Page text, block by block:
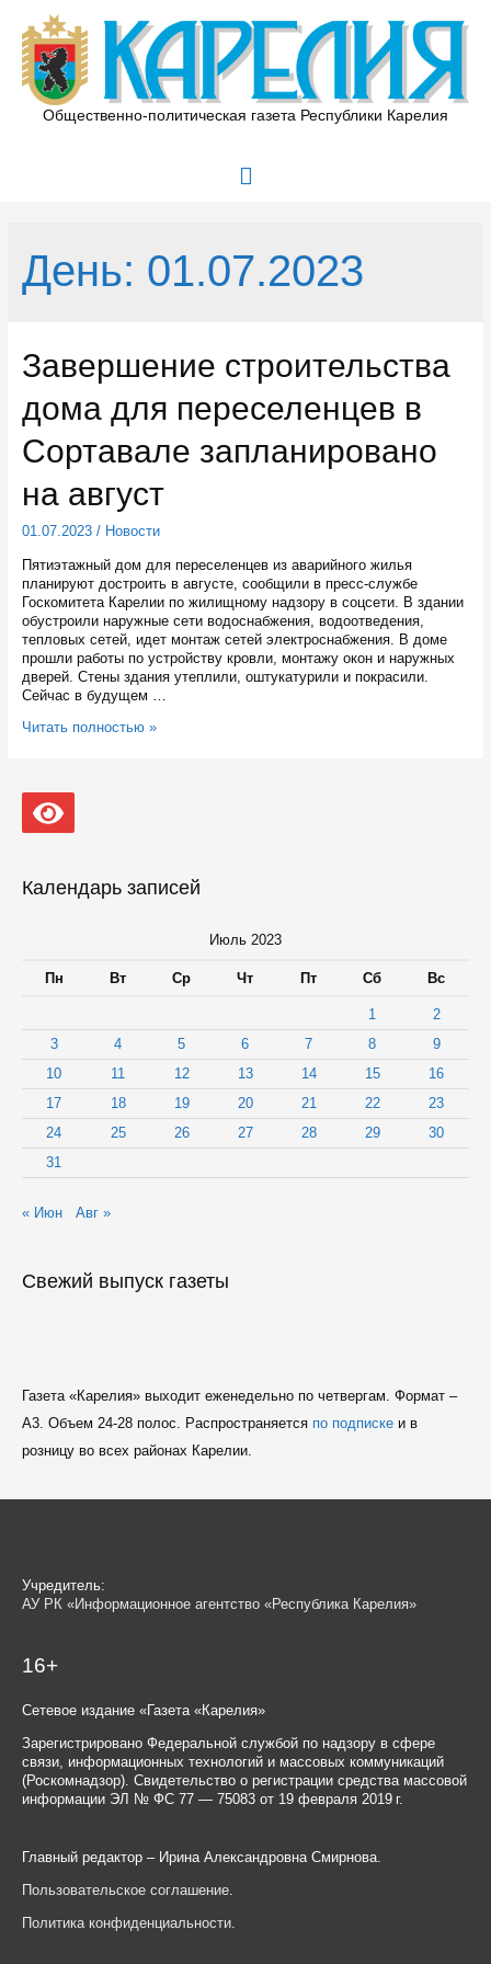
содержимому
Общественно-политическая газета Республики Карелия
Главное
День: 01.07.2023
Завершение строительства
дома для переселенцев в
Сортавале запланировано
на август
01.07.2023/ Новости
Пятиэтажный дом для переселенцев из аварийного жилья
планируют достроить в августе, сообщили в пресс-службе
Госкомитета Карелии по жилищному надзору в соцсети. В здании
обустроили наружные сети водоснабжения, водоотведения,
тепловых сетей, идет монтаж сетей электроснабжения. В доме
прошли работы по устройству кровли, монтажу окон и наружных
дверей. Стены здания утеплили, оштукатурили и покрасили.
Сейчас в будущем …
Завершение
переселенцев
Сортавале
август
Читать полностью »
Календарь записей
Июль 2023
Пн Вт Ср Чт Пт Сб Вс
1
2
3
4 5 6 7 8
9
10
11 12 13 14 15
16
17
18 19 20 21 22
23
24
25 26 27 28 29
30
31
« Июн Авг »
Свежий выпуск газеты
Газета «Карелия» выходит еженедельно по четвергам. Формат –
A3. Объем 24-28 полос. Распространяется по подпискеи в
розницу во всех районах Карелии.
Учредитель:
АУ РК «Информационное агентство «Республика Карелия»
16+
Сетевое издание «Газета «Карелия»
Зарегистрировано Федеральной службой по надзору в сфере
связи, информационных технологий и массовых коммуникаций
(Роскомнадзор). Свидетельство о регистрации средства массовой
информации ЭЛ № ФС 77 — 75083 от 19 февраля 2019 г.
Главный редактор – Ирина Александровна Смирнова.
Пользовательское соглашение
Политика конфиденциальности